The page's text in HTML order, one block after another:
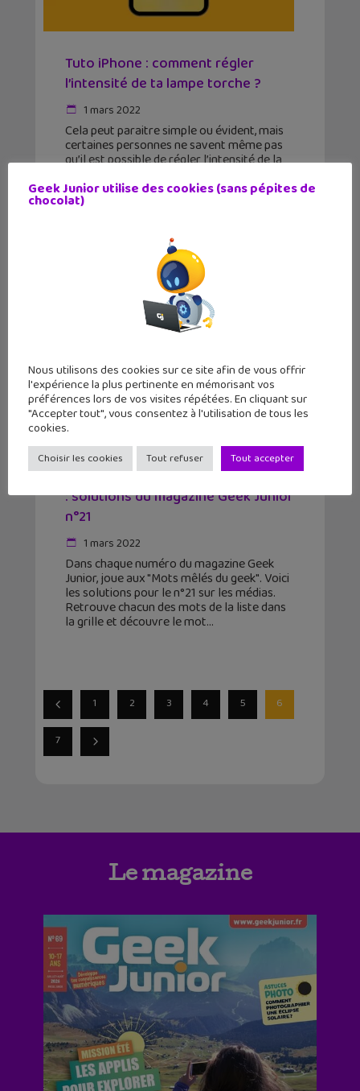
Tuto iPhone : comment régler
l’intensité de ta lampe torche ?
1 mars 2022
Cela peut paraitre simple ou évident, mais
certaines personnes ne savent même pas
qu’il est possible de régler l’intensité de la
te montre comment faire ! La lampe
torche
Les jeux du geek #14 spécial médias
: solutions du magazine Geek Junior
n°21
1 mars 2022
Dans chaque numéro du magazine Geek
Junior, joue aux "Mots mêlés du geek". Voici
les solutions pour le n°21 sur les médias.
Retrouve chacun des mots de la liste dans
la grille et découvre le mot
1 2 3 4 5 6
7
Le magazine
Geek Junior utilise des cookies (sans pépites de
chocolat)
Nous utilisons des cookies sur ce site afin de vous offrir
l'expérience la plus pertinente en mémorisant vos
préférences lors de vos visites répétées. En cliquant sur
"Accepter tout", vous consentez à l'utilisation de tous les
cookies.
Choisir les cookies Tout refuser Tout accepter